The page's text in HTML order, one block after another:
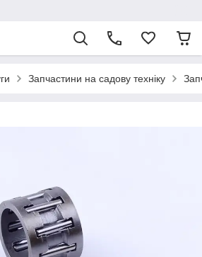
Запчастини на садову техніку